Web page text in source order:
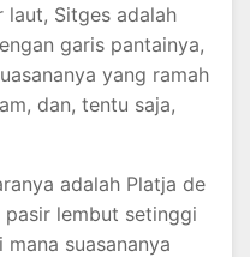
Sitges adalah
garis pantainya,
yang ramah
dan, tentu saja,
adalah Platja de
pasir lembut setinggi
suasananya